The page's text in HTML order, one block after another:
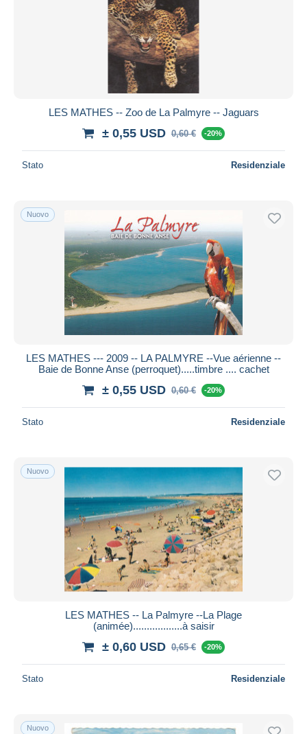
LES MATHES -- Zoo de La Palmyre -- Jaguars
± 0,55 USD 0,60 € -20%
Stato Residenziale
Nuovo
LES MATHES --- 2009 -- LA PALMYRE --Vue aérienne --
Baie de Bonne Anse (perroquet).....timbre .... cachet
± 0,55 USD 0,60 € -20%
Stato Residenziale
Nuovo
LES MATHES -- La Palmyre --La Plage
(animée)..................à saisir
± 0,60 USD 0,65 € -20%
Stato Residenziale
Nuovo